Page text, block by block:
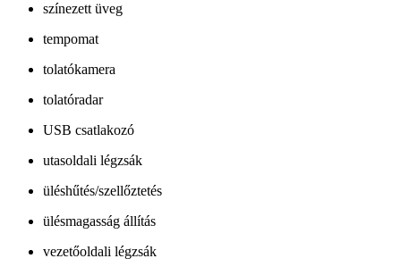
színezett üveg
tempomat
tolatókamera
tolatóradar
USB csatlakozó
utasoldali légzsák
üléshűtés/szellőztetés
ülésmagasság állítás
vezetőoldali légzsák